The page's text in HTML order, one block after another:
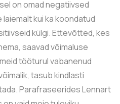
on omad negatiivsed
kui ka koondatud
külgi. Ettevõtted, kes
saavad võimaluse
tööturul vabanenud
tasub kindlasti
Parafraseerides Lennart